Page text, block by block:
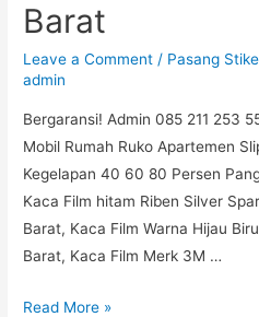
Mobil
Ruko
Kembangan
Jakarta
Barat
Barat
Leave a Comment / Pasang
admin
Bergaransi! Admin 085 211 253
Mobil Rumah Ruko Apartemen
Kegelapan 40 60 80 Persen
Kaca Film hitam Riben Silver
Barat, Kaca Film Warna Hijau
Barat, Kaca Film Merk 3M …
Jasa
Read More »